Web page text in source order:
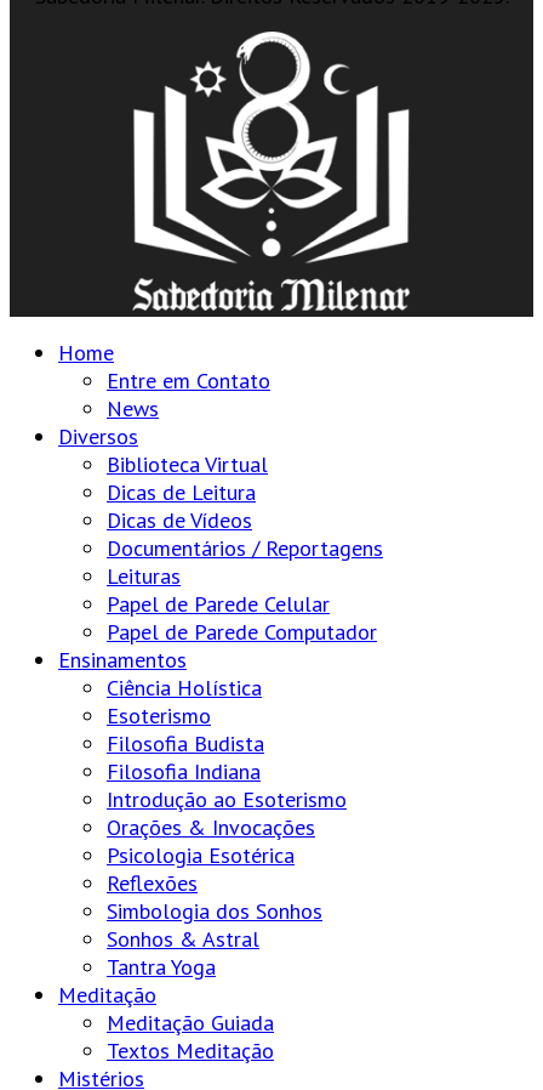
Home
Entre em Contato
News
Diversos
Biblioteca Virtual
Dicas de Leitura
Dicas de Vídeos
Documentários / Reportagens
Leituras
Papel de Parede Celular
Papel de Parede Computador
Ensinamentos
Ciência Holística
Esoterismo
Filosofia Budista
Filosofia Indiana
Introdução ao Esoterismo
Orações & Invocações
Psicologia Esotérica
Reflexões
Simbologia dos Sonhos
Sonhos & Astral
Tantra Yoga
Meditação
Meditação Guiada
Textos Meditação
Mistérios